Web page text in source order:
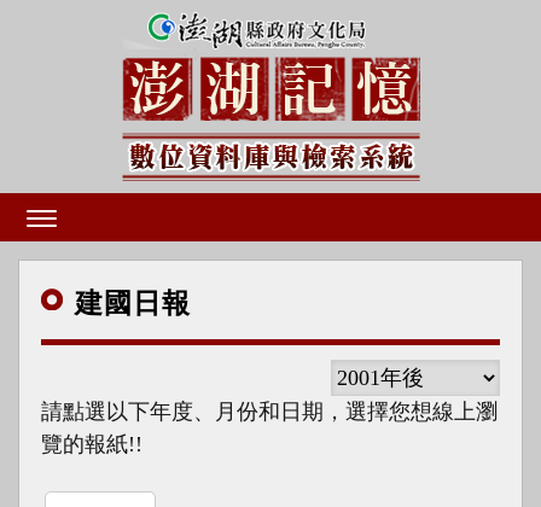
建國 日報
請點選以下年度、月份和日期，選擇您想線上瀏
覽的報紙!!